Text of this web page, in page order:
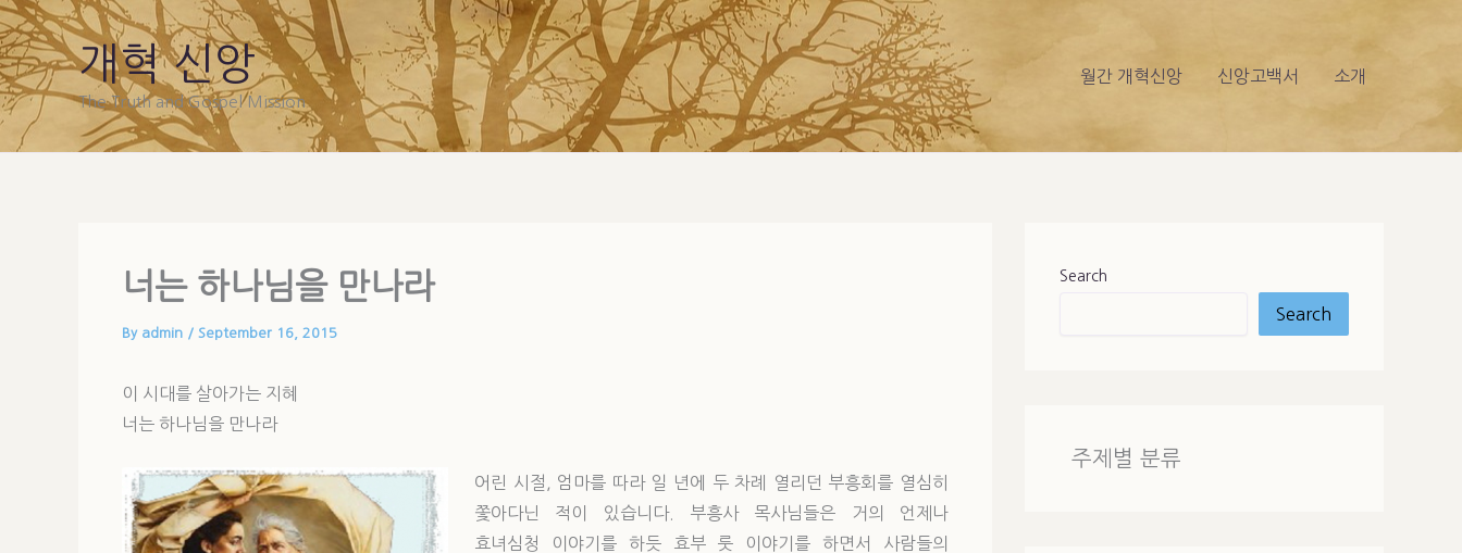
Skip
to
content
개혁 신앙
The Truth and Gospel Mission
월간 개혁신앙 신앙고백서 소개
너는 하나님을 만나라
By admin / September 16, 2015
이 시대를 살아가는 지혜
너는 하나님을 만나라
어린 시절, 엄마를 따라 일 년에 두 차례 열리던 부흥회를 열심히
쫓아다닌 적이 있습니다. 부흥사 목사님들은 거의 언제나
효녀심청 이야기를 하듯 효부 룻 이야기를 하면서 사람들의
Search
Search
주제별 분류